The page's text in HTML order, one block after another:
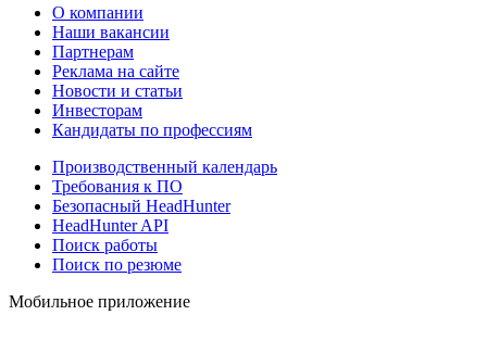
О компании
Наши вакансии
Партнерам
Реклама на сайте
Новости и статьи
Инвесторам
Кандидаты по профессиям
Производственный календарь
Требования к ПО
Безопасный HeadHunter
HeadHunter API
Поиск работы
Поиск по резюме
Мобильное приложение